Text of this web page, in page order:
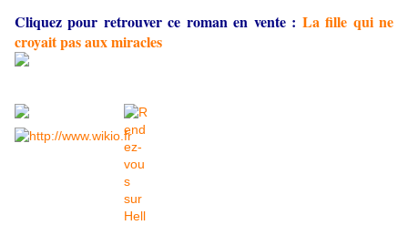
Cliquez pour retrouver ce roman en vente : La fille qui ne
croyait pas aux miracles